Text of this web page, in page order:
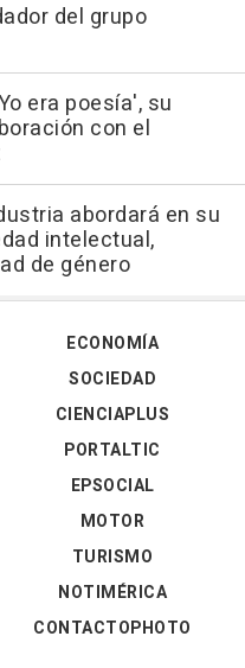
del grupo
era poesía', su
con el
abordará en su
intelectual,
de género
ECONOMÍA
SOCIEDAD
CIENCIAPLUS
PORTALTIC
EPSOCIAL
MOTOR
TURISMO
NOTIMÉRICA
CONTACTOPHOTO